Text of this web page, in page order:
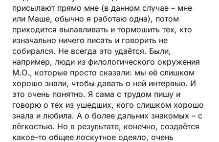
присылают прямо мне (в данном случае – мне
или Маше, обычно я работаю одна), потом
приходится вылавливать и тормошить тех, кто
изначально ничего писать и говорить не
собирался. Не всегда это удаётся. Были,
например, люди из филологического окружения
М.О., которые просто сказали: мы её слишком
хорошо знали, чтобы давать о ней интервью. И
это очень понятно. Я сама с трудом пишу и
говорю о тех из ушедших, кого слишком хорошо
знала и любила. А о более дальних знакомых – с
лёгкостью. Но в результате, конечно, создаётся
какое-то общее лоскутное одеяло, очень